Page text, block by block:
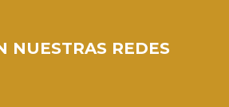
NUESTRAS REDES